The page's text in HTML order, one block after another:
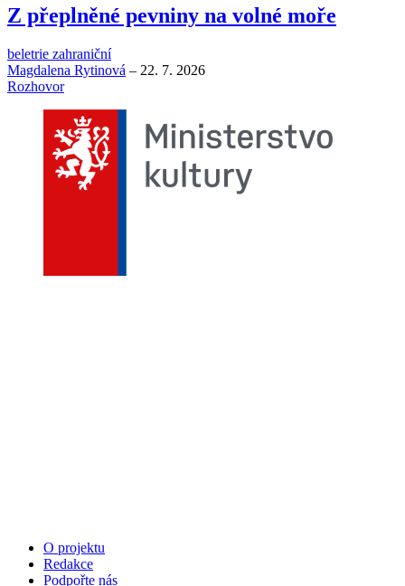
Z přeplněné pevniny na volné moře
beletrie zahraniční
Magdalena Rytinová – 22. 7. 2026
Rozhovor
O projektu
Redakce
Podpořte nás